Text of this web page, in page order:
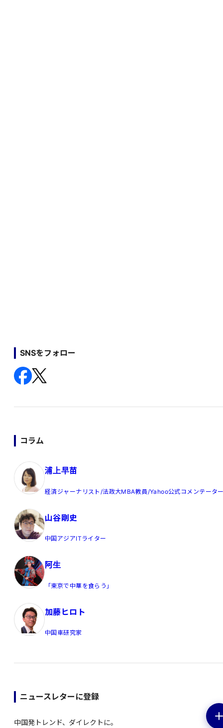
SNSをフォロー
コラム
浦上早苗
経済ジャーナリスト/法政大MBA教員/Yahoo公式コメンテータ
山谷剛史
中国アジアITライター
阿生
「東京で中華を食らう」
加藤ヒロト
中国車研究家
ニュースレターに登録
中国発トレンド、ダイレクトに。